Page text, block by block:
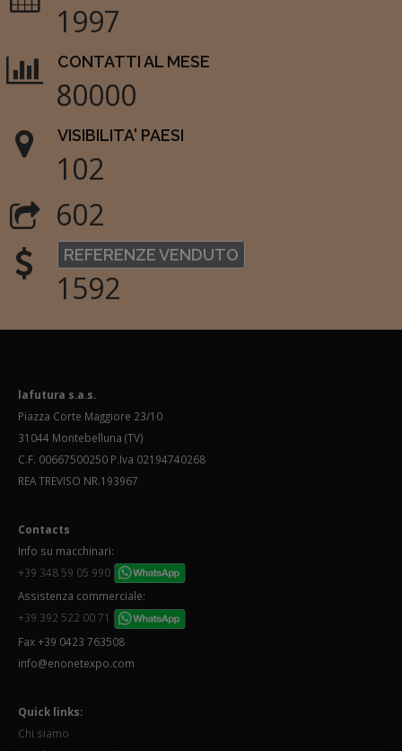
1997
CONTATTI AL MESE
80000
VISIBILITA' PAESI
102
602
REFERENZE VENDUTO
1592
lafutura s.a.s.
Piazza Corte Maggiore 23/10
31044 Montebelluna (TV)
C.F. 00667500250 P.Iva 02194740268
REA TREVISO NR.193967
Contacts
Info su macchinari:
+39 348 59 05 990
Assistenza commerciale:
+39 392 522 00 71
Fax +39 0423 763508
info@enonetexpo.com
Quick links:
Chi siamo